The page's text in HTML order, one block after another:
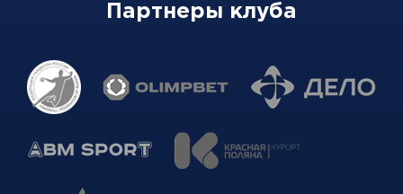
Партнеры клуба